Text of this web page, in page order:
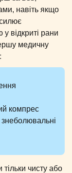
навіть якщо
відкриті рани
медичну
компрес
чисту або